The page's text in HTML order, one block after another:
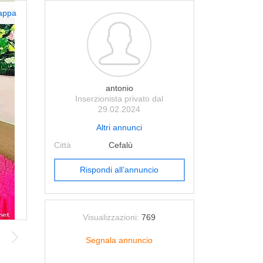
antonio
Inserzionista privato dal
29.02.2024
Altri annunci
Città
Cefalù
Rispondi all’annuncio
Visualizzazioni: 769
Segnala annuncio